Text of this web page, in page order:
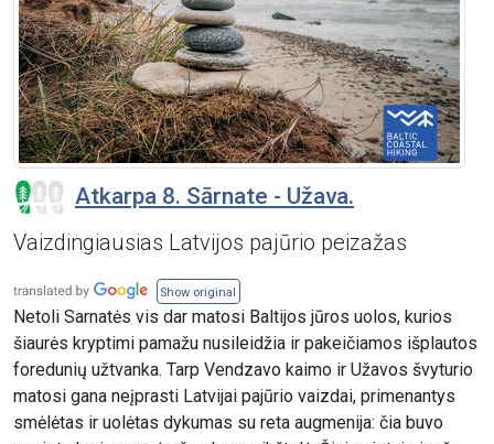
Atkarpa 8. Sārnate - Užava.
Vaizdingiausias Latvijos pajūrio peizažas
Show original
Netoli Sarnatės vis dar matosi Baltijos jūros uolos, kurios
šiaurės kryptimi pamažu nusileidžia ir pakeičiamos išplautos
foredunių užtvanka. Tarp Vendzavo kaimo ir Užavos švyturio
matosi gana neįprasti Latvijai pajūrio vaizdai, primenantys
smėlėtas ir uolėtas dykumas su reta augmenija: čia buvo